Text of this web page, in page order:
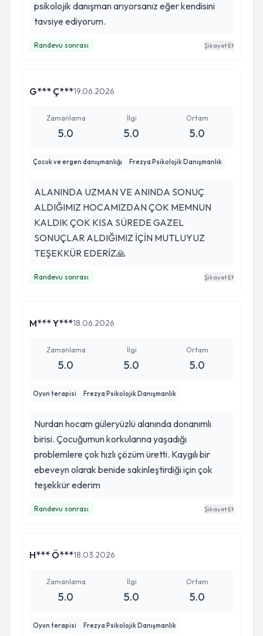
psikolojik danışman arıyorsanız eğer kendisini
tavsiye ediyorum.
Randevu sonrası Şikayet Et
G*** Ç***19.06.2026
Zamanlama
5.0
İlgi
5.0
Ortam
5.0
Çocuk ve ergen danışmanlığı Frezya Psikolojik Danışmanlık
ALANINDA UZMAN VE ANINDA SONUÇ
ALDIĞIMIZ HOCAMIZDAN ÇOK MEMNUN
KALDIK ÇOK KISA SÜREDE GAZEL
SONUÇLAR ALDIĞIMIZ İÇİN MUTLUYUZ
TEŞEKKÜR EDERİZ🙏
Randevu sonrası Şikayet Et
M*** Y***18.06.2026
Zamanlama
5.0
İlgi
5.0
Ortam
5.0
Oyun terapisi Frezya Psikolojik Danışmanlık
Nurdan hocam güleryüzlü alanında donanımlı
birisi. Çocuğumun korkularına yaşadığı
problemlere çok hızlı çözüm üretti. Kaygılı bir
ebeveyn olarak benide sakinleştirdiği için çok
teşekkür ederim
Randevu sonrası Şikayet Et
H*** Ö***18.03.2026
Zamanlama
5.0
İlgi
5.0
Ortam
5.0
Oyun terapisi Frezya Psikolojik Danışmanlık